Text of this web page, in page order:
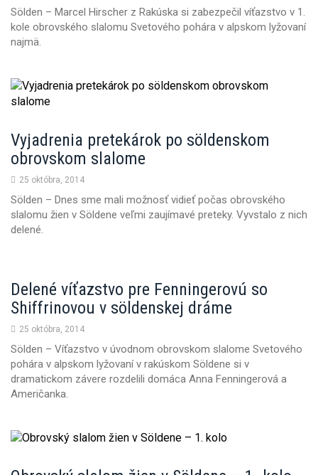
o
n
Sölden – Marcel Hirscher z Rakúska si zabezpečil víťazstvo v 1.
kole obrovského slalomu Svetového pohára v alpskom lyžovaní
najmä.
Vyjadrenia pretekárok po söldenskom
obrovskom slalome
25 októbra, 2014
Sölden – Dnes sme mali možnosť vidieť počas obrovského
slalomu žien v Söldene veľmi zaujímavé preteky. Vyvstalo z nich
delené.
Delené víťazstvo pre Fenningerovú so
Shiffrinovou v söldenskej dráme
25 októbra, 2014
Sölden – Víťazstvo v úvodnom obrovskom slalome Svetového
pohára v alpskom lyžovaní v rakúskom Söldene si v
dramatickom závere rozdelili domáca Anna Fenningerová a
Američanka.